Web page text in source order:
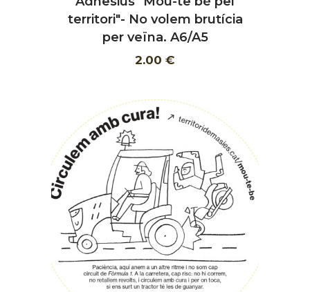
AFEGIR
territori"- No volem brutícia
per veïna. A6/A5
2.00 €